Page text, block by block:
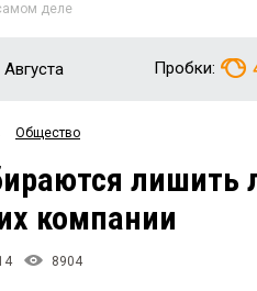
деле
Пробки:
Общество
лишить
компании
8904